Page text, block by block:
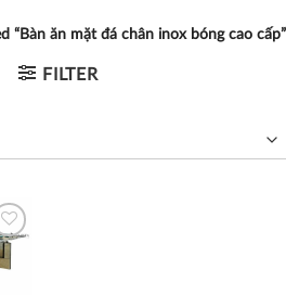
“Bàn ăn mặt đá chân inox bóng cao cấp”
FILTER